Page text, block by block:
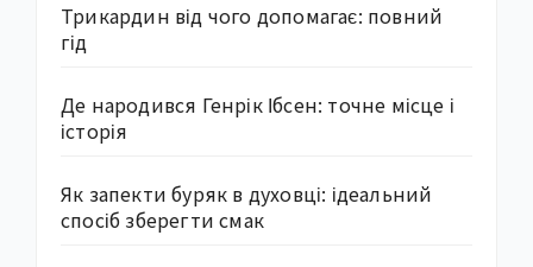
Трикардин від чого допомагає: повний
гід
Де народився Генрік Ібсен: точне місце і
історія
Як запекти буряк в духовці: ідеальний
спосіб зберегти смак